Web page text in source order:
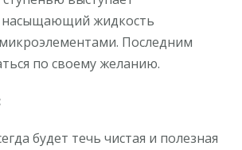
насыщающий жидкость
Последним
по своему желанию.
будет течь чистая и полезная